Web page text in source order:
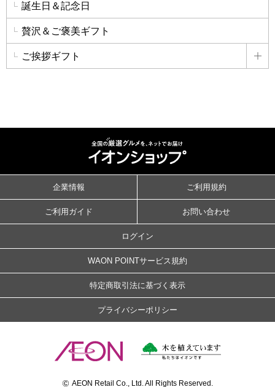
誕生日＆記念日
贅沢＆ご褒美ギフト
ご挨拶ギフト 詳
企業情報 ご利用規約
ご利用ガイド お問い合わせ
ログイン
WAON POINTサービス規約
特定商取引法に基づく表示
プライバシーポリシー
© AEON Retail Co., Ltd. All Rights Reserved.